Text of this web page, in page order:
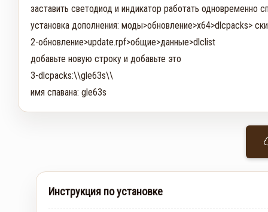
заставить светодиод и индикатор работать одновременно
установка дополнения: моды>обновление>x64>dlcpacks>
2-обновление>update.rpf>общие>данные>dlclist
добавьте новую строку и добавьте это
3-dlcpacks:\\gle63s\\
имя спавана: gle63s
Инструкция по установке